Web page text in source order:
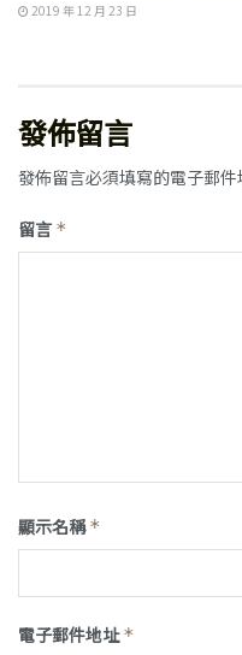
2019 年 12 月 23 日
發佈留言
發佈留言必須填寫的電子郵件
留言 *
顯示名稱*
電子郵件地址*